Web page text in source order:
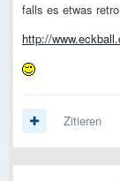
falls es etwas
http://
Zitieren